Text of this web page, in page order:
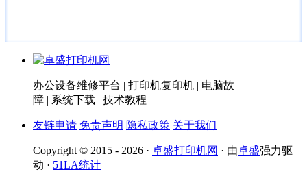
办公设备维修平台 | 打印机复印机 | 电脑故
障 | 系统下载 | 技术教程
友链申请 免责声明 隐私政策 关于我们
Copyright © 2015 - 2026 · 卓盛打印机网 · 由卓盛强力驱
动 · 51LA统计